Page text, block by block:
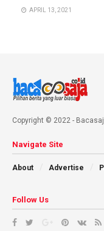
APRIL 13, 2021
Copyright © 2022 -
Navigate Site
About Advertise
Follow Us